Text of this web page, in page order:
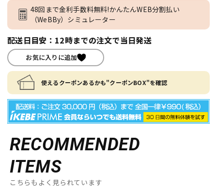
48回まで金利手数料無料!かんたんWEB分割払い
（WeBBy）シミュレーター
配送日目安：12時までの注文で当日発送
お気に入りに追加
使えるクーポンあるかも"クーポンBOX"を確認
RECOMMENDED
ITEMS
こちらもよく見られています